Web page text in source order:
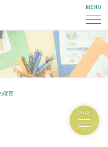
MENU
保育
PAGE